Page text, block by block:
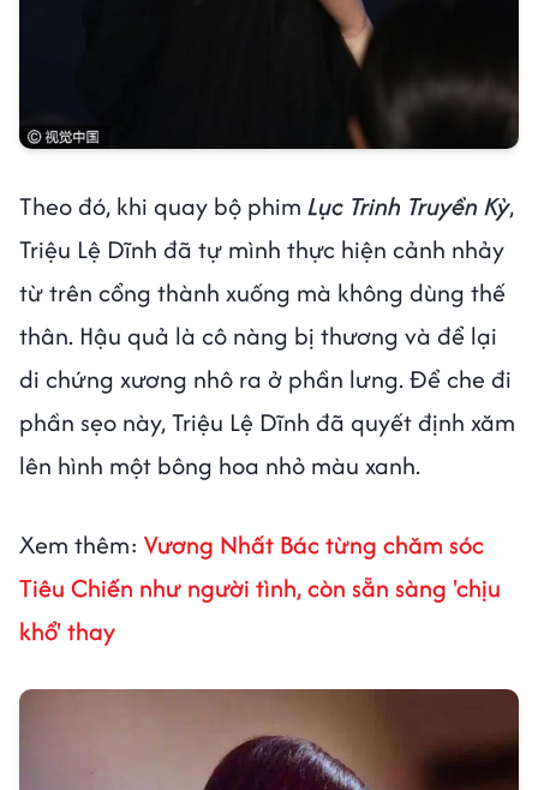
Theo đó, khi quay bộ phim Lục Trinh Truyền Kỳ,
Triệu Lệ Dĩnh đã tự mình thực hiện cảnh nhảy
từ trên cổng thành xuống mà không dùng thế
thân. Hậu quả là cô nàng bị thương và để lại
di chứng xương nhô ra ở phần lưng. Để che đi
phần sẹo này, Triệu Lệ Dĩnh đã quyết định xăm
lên hình một bông hoa nhỏ màu xanh.
Xem thêm: Vương Nhất Bác từng chăm sóc
Tiêu Chiến như người tình, còn sẵn sàng 'chịu
khổ' thay